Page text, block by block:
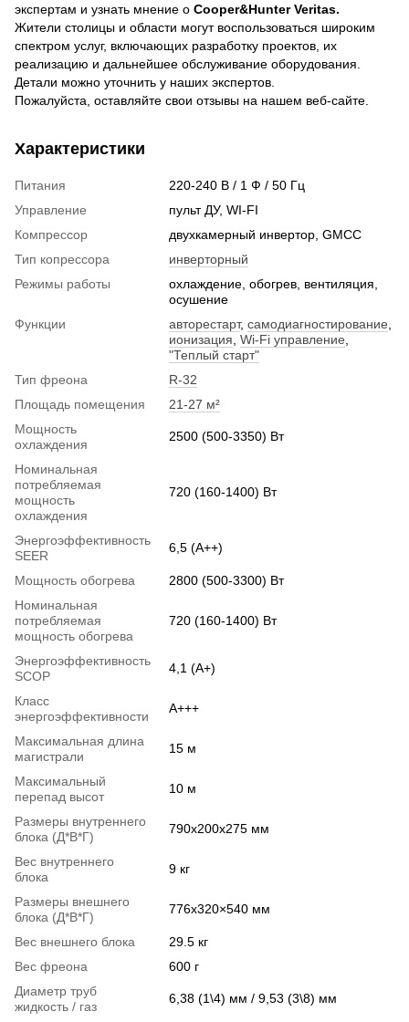
экспертам и узнать мнение о Cooper&Hunter Veritas.
Жители столицы и области могут воспользоваться широким
спектром услуг, включающих разработку проектов, их
реализацию и дальнейшее обслуживание оборудования.
Детали можно уточнить у наших экспертов.
Пожалуйста, оставляйте свои отзывы на нашем веб-сайте.
Характеристики
Питания
220-240 В / 1 Ф / 50 Гц
Управление
пульт ДУ, WI-FI
Компрессор
двухкамерный инвертор, GМСС
Тип копрессора
инверторный
Режимы работы
охлаждение, обогрев, вентиляция,
осушение
Функции
авторестарт, самодиагностирование
ионизация Wi-Fi управление
"Теплый старт"
Тип фреона
R-32
Площадь помещения
21-27 м²
Мощность
охлаждения
2500 (500-3350) Вт
Номинальная
потребляемая
мощность
охлаждения
720 (160-1400) Вт
Энергоэффективность
SEER
6,5 (А++)
Мощность обогрева
2800 (500-3300) Вт
Номинальная
потребляемая
мощность обогрева
720 (160-1400) Вт
Энергоэффективность
SCOP
4,1 (A+)
Класс
энергоэффективности
A+++
Максимальная длина
магистрали
15 м
Максимальный
перепад высот
10 м
Размеры внутреннего
блока (Д*В*Г)
790х200х275 мм
Вес внутреннего
блока
9 кг
Размеры внешнего
блока (Д*В*Г)
776х320×540 мм
Вес внешнего блока
29.5 кг
Вес фреона
600 г
Диаметр труб
жидкость / газ
6,38 (1\4) мм / 9,53 (3\8) мм